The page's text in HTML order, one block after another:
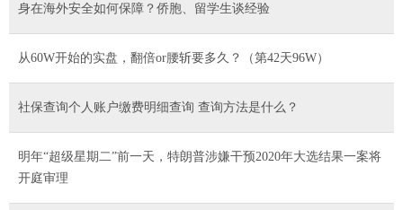
身在海外安全如何保障？侨胞、留学生谈经验
从60W开始的实盘，翻倍or腰斩要多久？（第42天96W）
社保查询个人账户缴费明细查询 查询方法是什么？
明年“超级星期二”前一天，特朗普涉嫌干预2020年大选结果一案将
开庭审理